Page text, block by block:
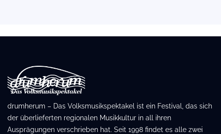
drumherum – Das Volksmusikspektakel ist ein Festival, das sich
der überlieferten regionalen Musikkultur in all ihren
Ausprägungen verschrieben hat. Seit 1998 findet es alle zwei